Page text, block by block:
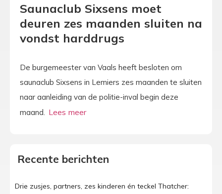
Saunaclub Sixsens moet
deuren zes maanden sluiten na
vondst harddrugs
De burgemeester van Vaals heeft besloten om
saunaclub Sixsens in Lemiers zes maanden te sluiten
naar aanleiding van de politie-inval begin deze
maand.
Recente berichten
Drie zusjes, partners, zes kinderen én teckel Thatcher: